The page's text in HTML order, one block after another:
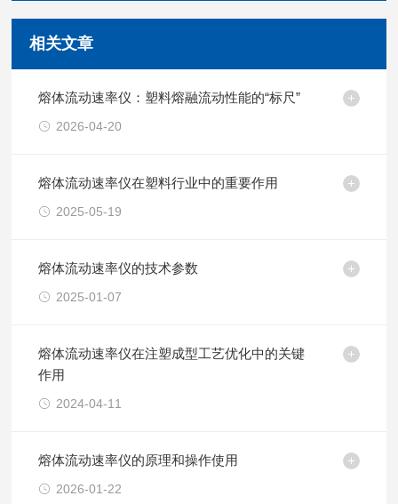
相关文章
熔体流动速率仪：塑料熔融流动性能的“标尺”
2026-04-20
熔体流动速率仪在塑料行业中的重要作用
2025-05-19
熔体流动速率仪的技术参数
2025-01-07
熔体流动速率仪在注塑成型工艺优化中的关键
作用
2024-04-11
熔体流动速率仪的原理和操作使用
2026-01-22